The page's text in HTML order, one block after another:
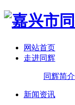
网站首页
走进同辉
同辉简介
新闻资讯